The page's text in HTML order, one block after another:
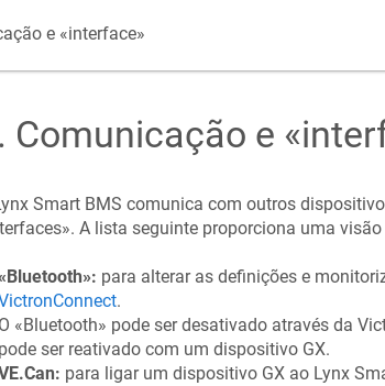
e «interface»
. Comunicação e
Smart BMS comunica com outros
A lista seguinte proporciona uma
para alterar as definições e
.
O «Bluetooth» pode ser desativado através da
pode ser reativado com um dispositivo GX.
para ligar um dispositivo GX ao Lynx